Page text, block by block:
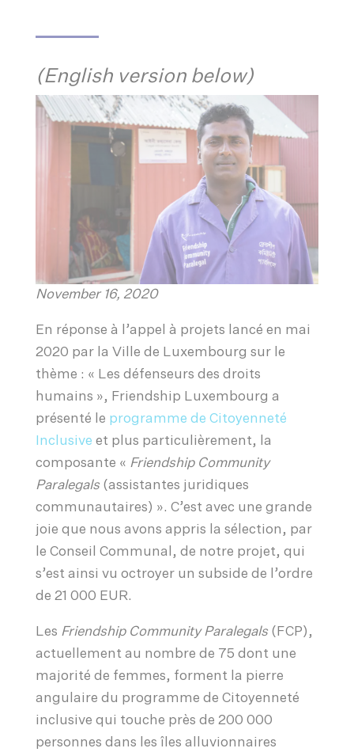
(English version below)
November 16, 2020
En réponse à l’appel à projets lancé en mai
2020 par la Ville de Luxembourg sur le
thème : « Les défenseurs des droits
humains », Friendship Luxembourg a
présenté le programme de Citoyenneté
Inclusive et plus particulièrement, la
composante « Friendship Community
Paralegals(assistantes juridiques
communautaires) ». C’est avec une grande
joie que nous avons appris la sélection, par
le Conseil Communal, de notre projet, qui
s’est ainsi vu octroyer un subside de l’ordre
de 21 000 EUR.
Les Friendship Community Paralegals(FCP),
actuellement au nombre de 75 dont une
majorité de femmes, forment la pierre
angulaire du programme de Citoyenneté
inclusive qui touche près de 200 000
personnes dans les îles alluvionnaires